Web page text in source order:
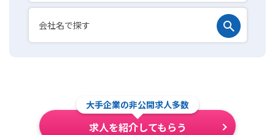
大手企業の非公開求人多数
求人を紹介してもらう